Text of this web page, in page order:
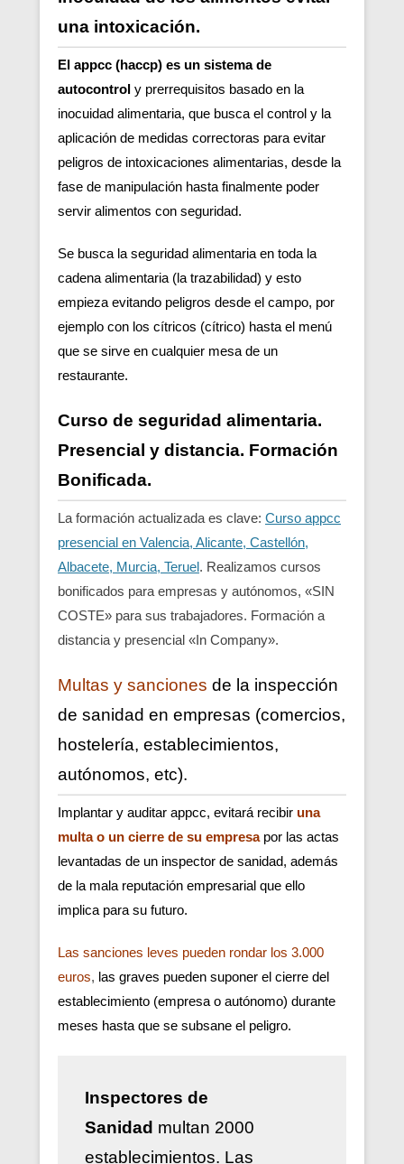
una intoxicación.
El appcc (haccp) es un sistema de
autocontrol y prerrequisitos basado en la
inocuidad alimentaria, que busca el control y la
aplicación de medidas correctoras para evitar
peligros de intoxicaciones alimentarias, desde la
fase de manipulación hasta finalmente poder
servir alimentos con seguridad.
Se busca la seguridad alimentaria en toda la
cadena alimentaria (la trazabilidad) y esto
empieza evitando peligros desde el campo, por
ejemplo con los cítricos (cítrico) hasta el menú
que se sirve en cualquier mesa de un
restaurante.
Curso de seguridad alimentaria.
Presencial y distancia. Formación
Bonificada.
La formación actualizada es clave: Curso appcc
presencial en Valencia, Alicante, Castellón,
Albacete, Murcia, Teruel. Realizamos cursos
bonificados para empresas y autónomos, «SIN
COSTE» para sus trabajadores. Formación a
distancia y presencial «In Company».
Multas y sanciones de la inspección
de sanidad en empresas (comercios,
hostelería, establecimientos,
autónomos, etc).
Implantar y auditar appcc, evitará recibir una
multa o un cierre de su empresa por las actas
levantadas de un inspector de sanidad, además
de la mala reputación empresarial que ello
implica para su futuro.
Las sanciones leves pueden rondar los 3.000
euros, las graves pueden suponer el cierre del
establecimiento (empresa o autónomo) durante
meses hasta que se subsane el peligro.
Inspectores de
Sanidad multan 2000
establecimientos. Las